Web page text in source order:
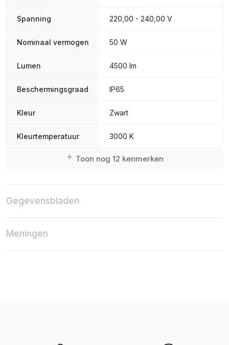
Spanning 220,00 - 240,00 V
Nominaal vermogen 50 W
Lumen 4500 lm
Beschermingsgraad IP65
Kleur Zwart
Kleurtemperatuur 3000 K
Toon nog 12 kenmerken
Gegevensbladen
Meningen